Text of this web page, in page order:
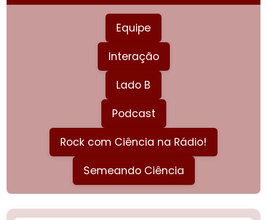
Equipe
Interação
Lado B
Podcast
Rock com Ciência na Rádio!
Semeando Ciência